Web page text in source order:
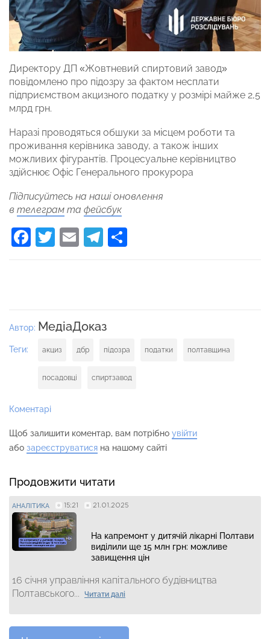
Директору ДП «Жовтневий спиртовий завод»
повідомлено про підозру за фактом несплати
підприємством акцизного податку у розмірі майже 2,5
млрд грн.
Наразі проводяться обшуки за місцем роботи та
проживання керівника заводу, а також інших
можливих фігурантів. Процесуальне керівництво
здійснює Офіс Генерального прокурора
Підписуйтесь на наші оновлення
в телеграм та фейсбук
Facebook
Twitter
EmailTelegram
Автор: МедіаДоказ
Теги: акциз дбр підозра податки полтавщина
посадовці спиртзавод
Коментарі
Щоб залишити коментар, вам потрібно увійти
або зареєструватися на нашому сайті
Продовжити читати
АНАЛІТИКА 15:21 21.01.2025
На капремонт у дитячій лікарні Полтави
виділили ще 15 млн грн: можливе
завищення цін
16 січня управління капітального будівництва
Полтавського...
Читати далі